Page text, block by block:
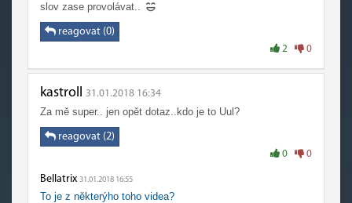
slov zase provolávat..
reagovat (0)
2 0
kastroll 31.01.2018 16:34
Za mě super.. jen opět dotaz..kdo je to Uul?
reagovat (2)
0 0
Bellatrix 31.01.2018 16:55
To je z některýho toho videa?